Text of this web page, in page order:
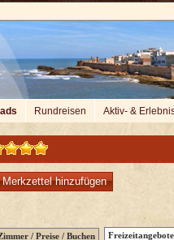
Rundreisen Aktiv- &
hinzufügen
/ Preise / Buchen Freizeitangebote